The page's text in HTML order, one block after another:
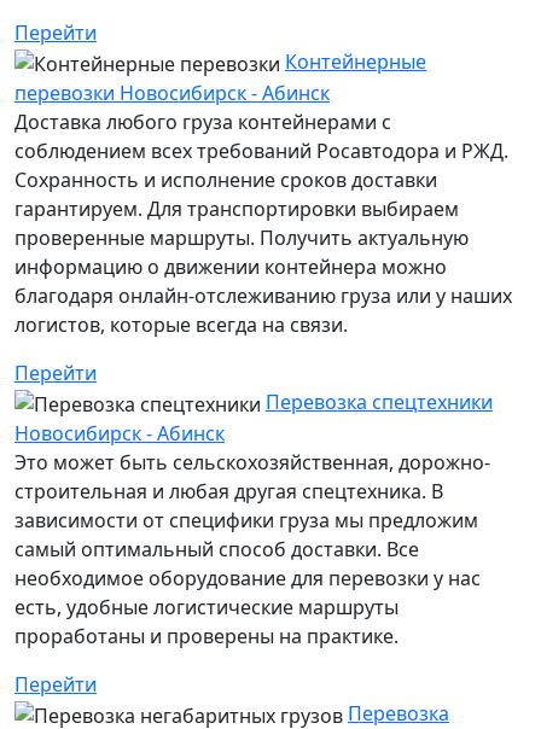
Перейти
Контейнерные
перевозки Новосибирск - Абинск
Доставка любого груза контейнерами с
соблюдением всех требований Росавтодора и РЖД.
Сохранность и исполнение сроков доставки
гарантируем. Для транспортировки выбираем
проверенные маршруты. Получить актуальную
информацию о движении контейнера можно
благодаря онлайн-отслеживанию груза или у наших
логистов, которые всегда на связи.
Перейти
Перевозка спецтехники
Новосибирск - Абинск
Это может быть сельскохозяйственная, дорожно-
строительная и любая другая спецтехника. В
зависимости от специфики груза мы предложим
самый оптимальный способ доставки. Все
необходимое оборудование для перевозки у нас
есть, удобные логистические маршруты
проработаны и проверены на практике.
Перейти
Перевозка